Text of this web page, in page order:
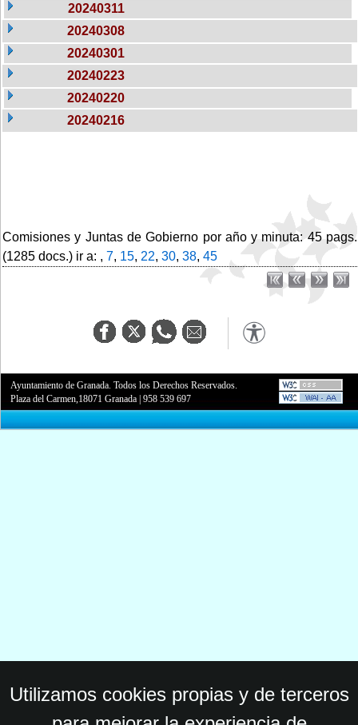
20240311
20240308
20240301
20240223
20240220
20240216
Comisiones y Juntas de Gobierno por año y minuta: 45 pags.
(1285 docs.) ir a: , 7, 15, 22, 30, 38, 45
Ayuntamiento de Granada. Todos los Derechos Reservados.
Plaza del Carmen,18071 Granada |958 539 697
Utilizamos cookies propias y de terceros